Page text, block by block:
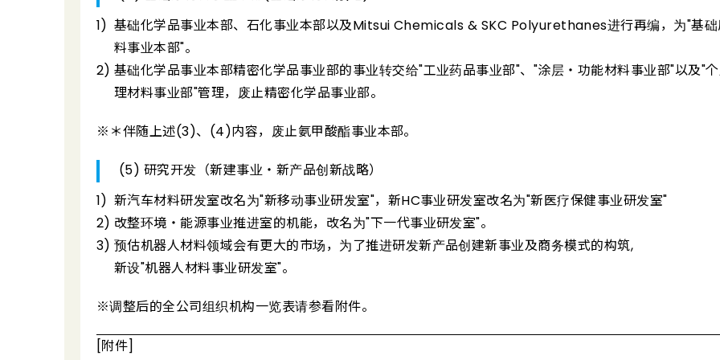
基础化学品事业本部、石化事业本部以及Mitsui Chemicals & SKC Polyurethanes进行再编，为"基
料事业本部"。
基础化学品事业本部精密化学品事业部的事业转交给"工业药品事业部"、"涂层・功能材料事业部"以及"
理材料事业部"管理，废止精密化学品事业部。
※＊伴随上述(3)、(4)内容，废止氨甲酸酯事业本部。
(5) 研究开发（新建事业・新产品创新战略）
新汽车材料研发室改名为"新移动事业研发室"，新HC事业研发室改名为"新医疗保健事业研发室"
改整环境・能源事业推进室的机能，改名为"下一代事业研发室"。
预估机器人材料领域会有更大的市场，为了推进研发新产品创建新事业及商务模式的构筑,
新设"机器人材料事业研发室"。
※调整后的全公司组织机构一览表请参看附件。
[附件]